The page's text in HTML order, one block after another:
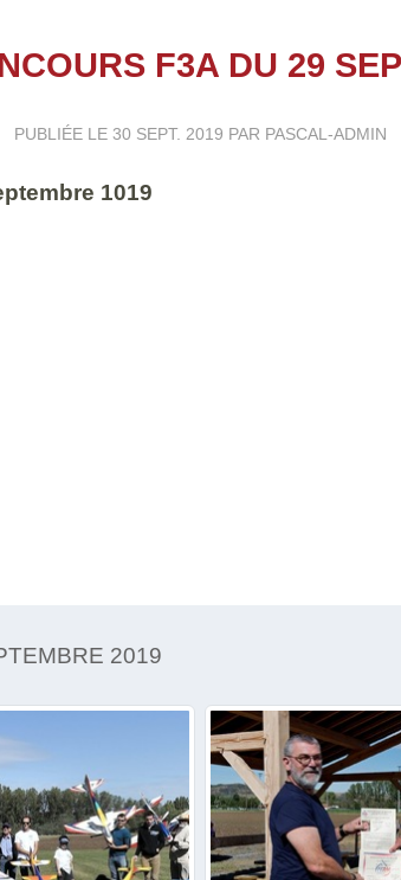
F3A DU 29
PUBLIÉE LE 30 SEPT. 2019 PAR PASCAL-ADMIN
1019
2019